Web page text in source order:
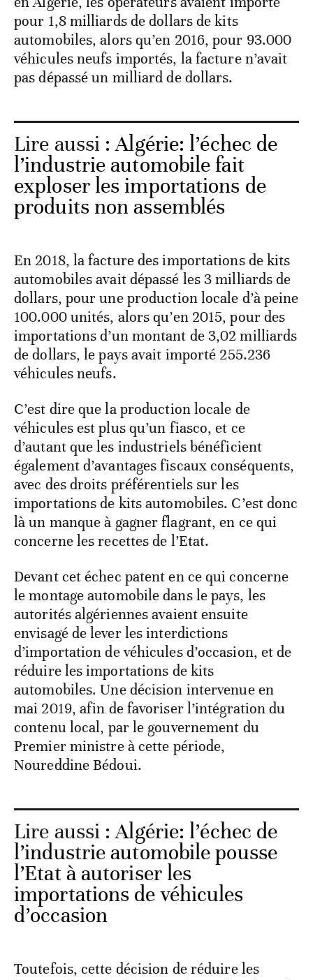
pour 1,8 milliards de dollars de kits
automobiles, alors qu’en 2016, pour 93.000
véhicules neufs importés, la facture n’avait
pas dépassé un milliard de dollars.
Lire aussi :Algérie: l’échec de
l’industrie automobile fait
exploser les importations de
produits non assemblés
En 2018, la facture des importations de kits
automobiles avait dépassé les 3 milliards de
dollars, pour une production locale d’à peine
100.000 unités, alors qu’en 2015, pour des
importations d’un montant de 3,02 milliards
de dollars, le pays avait importé 255.236
véhicules neufs.
C’est dire que la production locale de
véhicules est plus qu’un fiasco, et ce
d’autant que les industriels bénéficient
également d’avantages fiscaux conséquents,
avec des droits préférentiels sur les
importations de kits automobiles. C’est donc
là un manque à gagner flagrant, en ce qui
concerne les recettes de l’Etat.
Devant cet échec patent en ce qui concerne
le montage automobile dans le pays, les
autorités algériennes avaient ensuite
envisagé de lever les interdictions
d’importation de véhicules d’occasion, et de
réduire les importations de kits
automobiles. Une décision intervenue en
mai 2019, afin de favoriser l’intégration du
contenu local, par le gouvernement du
Premier ministre à cette période,
Noureddine Bédoui.
Lire aussi :Algérie: l’échec de
l’industrie automobile pousse
l’Etat à autoriser les
importations de véhicules
d’occasion
Toutefois, cette décision de réduire les